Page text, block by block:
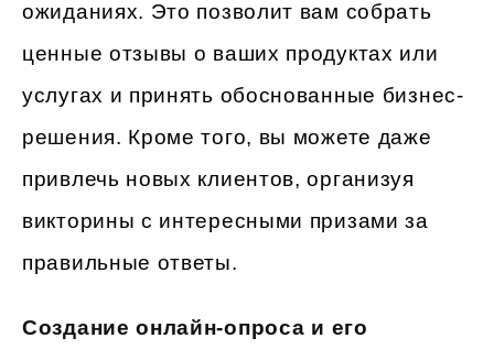
ожиданиях. Это позволит вам собрать
ценные отзывы о ваших продуктах или
услугах и принять обоснованные бизнес-
решения. Кроме того, вы можете даже
привлечь новых клиентов, организуя
викторины с интересными призами за
правильные ответы.
Создание онлайн-опроса и его